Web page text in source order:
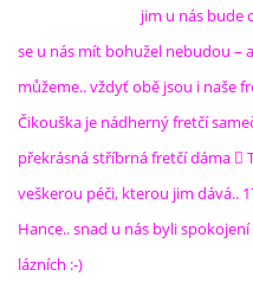
jim u nás bude
se u nás mít bohužel nebudou –
můžeme.. vždyť obě jsou i naše
Čikouška je nádherný fretčí
překrásná stříbrná fretčí dáma 
veškerou péči, kterou jim dává..
Hance.. snad u nás byli
lázních :-)